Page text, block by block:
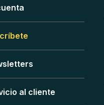
al cliente